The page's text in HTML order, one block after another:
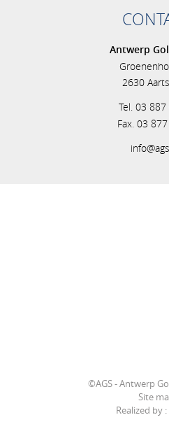
Antwerp
2630
Tel. 03
Fax. 03
©AGS - Antwerp
Site
Realized by :